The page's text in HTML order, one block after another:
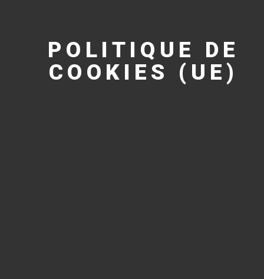
POLITIQUE DE
COOKIES (UE)